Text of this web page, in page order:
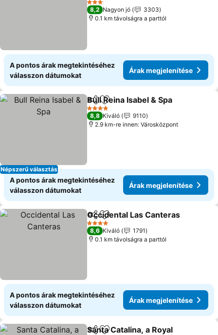
3 Kategória
8,2 Nagyon jó
3303
0.1 km távolságra a parttól
A pontos árak megtekintéséhez
válasszon dátumokat
Árak megjelenítése
Népszerű választás
Megosztás
Hozzáadás a kedvencekhez
Bull Reina Isabel & Spa
4 Kategória
8,8 Kiváló
9110
2.9 km-re innen: Városközpont
A pontos árak megtekintéséhez
válasszon dátumokat
Árak megjelenítése
Megosztás
Hozzáadás a kedvencekhez
Occidental Las Canteras
4 Kategória
8,6 Kiváló
1791
0.1 km távolságra a parttól
A pontos árak megtekintéséhez
válasszon dátumokat
Árak megjelenítése
Santa Catalina, a Royal